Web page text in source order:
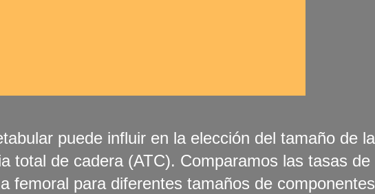
puede influir en la elección del tamaño de la
total de cadera (ATC). Comparamos las tasas de
femoral para diferentes tamaños de componentes